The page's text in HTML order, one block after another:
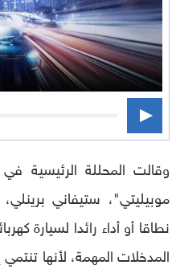
وقالت المحللة
موبيليتي"، ستيفاني
المدخلات المهمة، لأنها